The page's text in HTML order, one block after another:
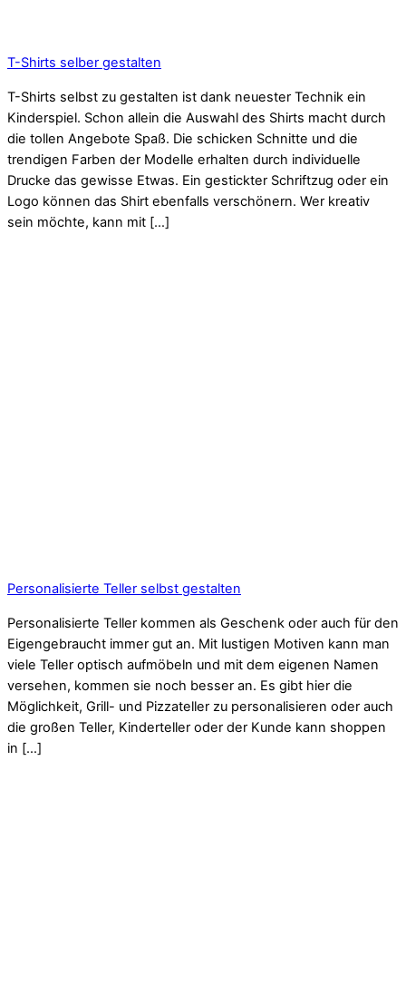
T-Shirts selber gestalten
T-Shirts selbst zu gestalten ist dank neuester Technik ein
Kinderspiel. Schon allein die Auswahl des Shirts macht durch
die tollen Angebote Spaß. Die schicken Schnitte und die
trendigen Farben der Modelle erhalten durch individuelle
Drucke das gewisse Etwas. Ein gestickter Schriftzug oder ein
Logo können das Shirt ebenfalls verschönern. Wer kreativ
sein möchte, kann mit […]
Personalisierte Teller selbst gestalten
Personalisierte Teller kommen als Geschenk oder auch für den
Eigengebraucht immer gut an. Mit lustigen Motiven kann man
viele Teller optisch aufmöbeln und mit dem eigenen Namen
versehen, kommen sie noch besser an. Es gibt hier die
Möglichkeit, Grill- und Pizzateller zu personalisieren oder auch
die großen Teller, Kinderteller oder der Kunde kann shoppen
in […]